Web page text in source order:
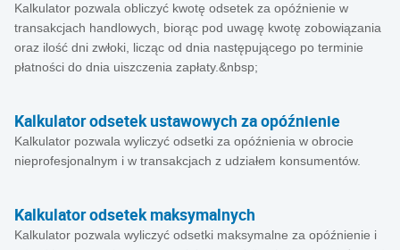
Kalkulator pozwala obliczyć kwotę odsetek za opóźnienie w
transakcjach handlowych, biorąc pod uwagę kwotę zobowiązania
oraz ilość dni zwłoki, licząc od dnia następującego po terminie
płatności do dnia uiszczenia zapłaty.&nbsp;
Kalkulator odsetek ustawowych za opóźnienie
Kalkulator pozwala wyliczyć odsetki za opóźnienia w obrocie
nieprofesjonalnym i w transakcjach z udziałem konsumentów.
Kalkulator odsetek maksymalnych
Kalkulator pozwala wyliczyć odsetki maksymalne za opóźnienie i